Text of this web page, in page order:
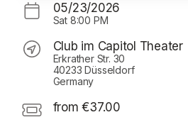
05/23/2026
Sat 8:00 PM
Club im Capitol Theater
Erkrather Str. 30
40233 Düsseldorf
Germany
from €37.00